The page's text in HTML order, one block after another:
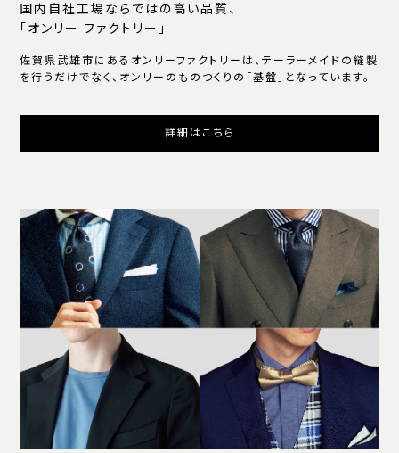
国内自社工場ならではの高い品質、
「オンリー ファクトリー」
佐賀県武雄市にあるオンリーファクトリーは、テーラーメイドの縫製
を行うだけでなく、オンリーのものつくりの「基盤」となっています。
詳細はこちら